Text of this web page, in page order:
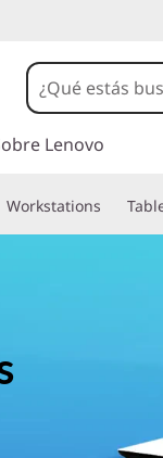
Lenovo
Workstations